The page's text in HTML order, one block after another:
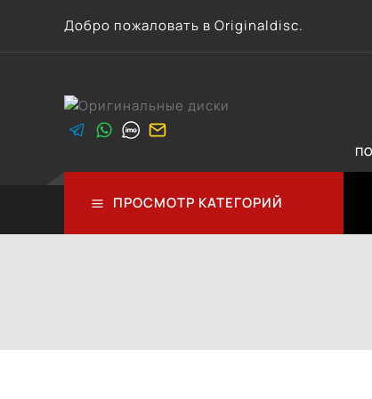
Добро пожаловать в Originaldisc.
ПРОСМОТР КАТЕГОРИЙ